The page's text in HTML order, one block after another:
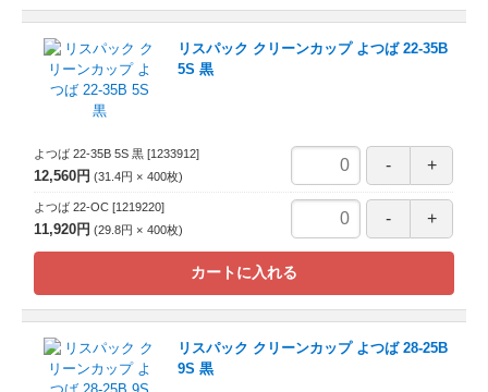
リスパック クリーンカップ よつば 22-35B
5S 黒
よつば 22-35B 5S 黒 [1233912]
12,560円 31.4円 400枚
よつば 22-OC [1219220]
11,920円 29.8円 400枚
カートに入れる
リスパック クリーンカップ よつば 28-25B
9S 黒